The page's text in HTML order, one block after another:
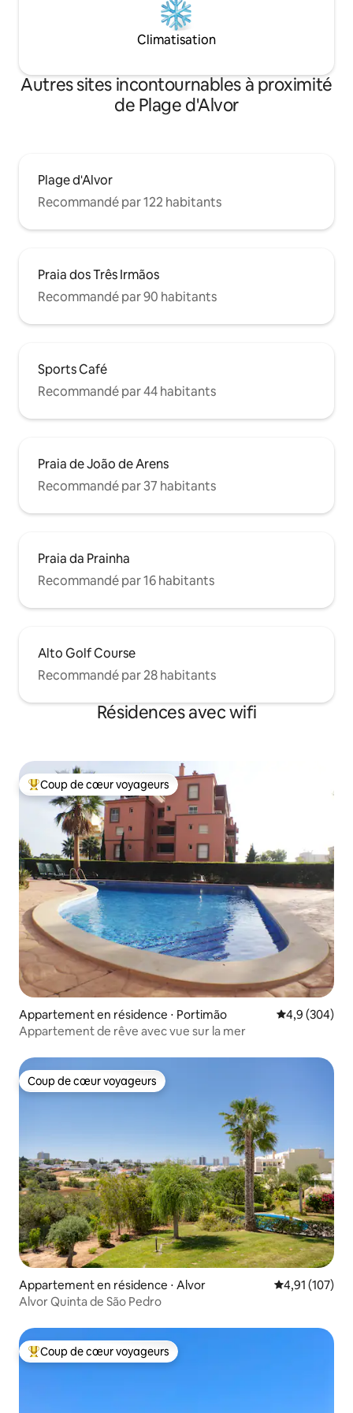
Climatisation
Autres sites incontournables à proximité
de Plage d'Alvor
Plage d'Alvor
Recommandé par 122 habitants
Praia dos Três Irmãos
Recommandé par 90 habitants
Sports Café
Recommandé par 44 habitants
Praia de João de Arens
Recommandé par 37 habitants
Praia da Prainha
Recommandé par 16 habitants
Alto Golf Course
Recommandé par 28 habitants
Résidences avec wifi
Coups de cœur voyageurs les plus appréciés
Coup de cœur voyageurs
Appartement en résidence ⋅ Portimão Évaluation
4,9 (304)
Appartement de rêve avec vue sur la mer
Coup de cœur voyageurs
Coup de cœur voyageurs
Appartement en résidence ⋅ Alvor Évaluation
4,91 (107)
Alvor Quinta de São Pedro
Coups de cœur voyageurs les plus appréciés
Coup de cœur voyageurs